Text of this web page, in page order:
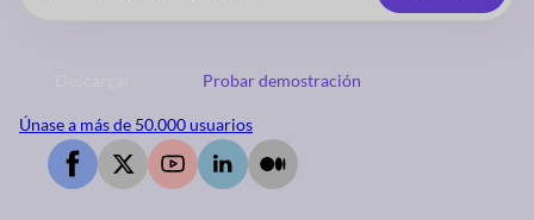
Probar demostración
Únase a más de 50.000 usuarios